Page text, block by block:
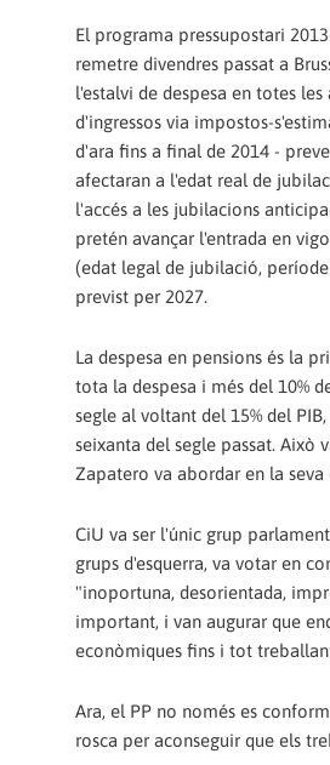
El programa pressupostari
remetre divendres passat a
l'estalvi de despesa en totes
d'ingressos via impostos-
d'ara fins a final de 2014 -
afectaran a l'edat real de
l'accés a les jubilacions
pretén avançar l'entrada en
(edat legal de jubilació,
previst per 2027.
La despesa en pensions és la
tota la despesa i més del 10%
segle al voltant del 15% del
seixanta del segle passat. Això
Zapatero va abordar en la
CiU va ser l'únic grup
grups d'esquerra, va votar en
"inoportuna, desorientada,
important, i van augurar que
econòmiques fins i tot
Ara, el PP no només es
rosca per aconseguir que els